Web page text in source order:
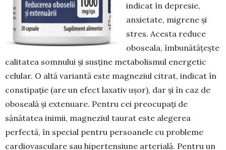
indicat în depresie,
anxietate, migrene și
stres. Acesta reduce
oboseala, îmbunătățește
calitatea somnului și susține metabolismul energetic
celular. O altă variantă este magneziul citrat, indicat în
constipație (are un efect laxativ ușor), dar și în caz de
oboseală și extenuare. Pentru cei preocupați de
sănătatea inimii, magneziul taurat este alegerea
perfectă, în special pentru persoanele cu probleme
cardiovasculare sau hipertensiune arterială. Pentru un